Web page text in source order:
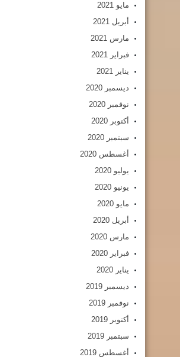
مايو 2021
أبريل 2021
مارس 2021
فبراير 2021
يناير 2021
ديسمبر 2020
نوفمبر 2020
أكتوبر 2020
سبتمبر 2020
أغسطس 2020
يوليو 2020
يونيو 2020
مايو 2020
أبريل 2020
مارس 2020
فبراير 2020
يناير 2020
ديسمبر 2019
نوفمبر 2019
أكتوبر 2019
سبتمبر 2019
أغسطس 2019